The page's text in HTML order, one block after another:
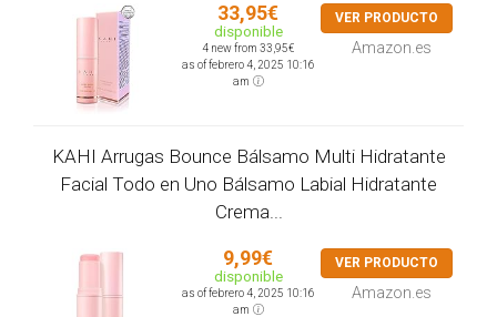
33,95€
disponible
4 new from 33,95€
as of febrero 4, 2025 10:16
am
VER PRODUCTO
Amazon.es
KAHI Arrugas Bounce Bálsamo Multi Hidratante
Facial Todo en Uno Bálsamo Labial Hidratante
Crema...
9,99€
disponible
as of febrero 4, 2025 10:16
am
VER PRODUCTO
Amazon.es